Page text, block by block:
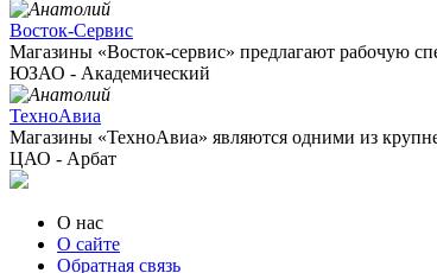
Восток-Сервис
Магазины «Восток-сервис» предлагают рабочую
ЮЗАО - Академический
ТехноАвиа
Магазины «ТехноАвиа» являются одними из
ЦАО - Арбат
О нас
О сайте
Обратная связь